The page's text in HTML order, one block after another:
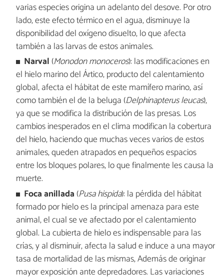
varias especies origina un adelanto del desove. Por otro
lado, este efecto térmico en el agua, disminuye la
disponibilidad del oxígeno disuelto, lo que afecta
también a las larvas de estos animales.
Narval (Monodon monoceros): las modificaciones en
el hielo marino del Ártico, producto del calentamiento
global, afecta el hábitat de este mamífero marino, así
como también el de la beluga (Delphinapterus leucas),
ya que se modifica la distribución de las presas. Los
cambios inesperados en el clima modifican la cobertura
del hielo, haciendo que muchas veces varios de estos
animales, queden atrapados en pequeños espacios
entre los bloques polares, lo que finalmente les causa la
muerte.
Foca anillada (Pusa hispida): la pérdida del hábitat
formado por hielo es la principal amenaza para este
animal, el cual se ve afectado por el calentamiento
global. La cubierta de hielo es indispensable para las
crías, y al disminuir, afecta la salud e induce a una mayor
tasa de mortalidad de las mismas, Además de originar
mayor exposición ante depredadores. Las variaciones